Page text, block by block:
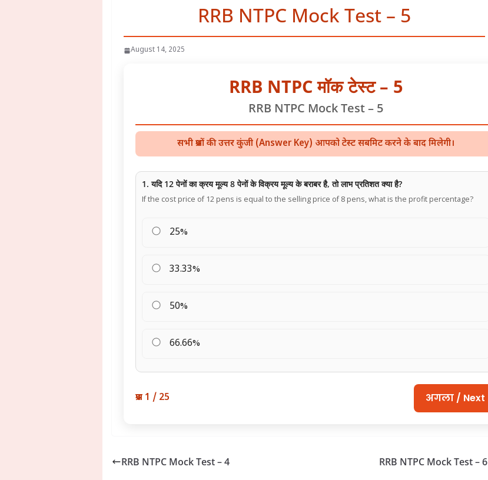
RRB NTPC Mock Test – 5
August 14, 2025
RRB NTPC मॉक टेस्ट – 5
RRB NTPC Mock Test – 5
सभी प्रश्नों की उत्तर कुंजी (Answer Key) आपको टेस्ट सबमिट करने के बाद मिलेगी।
1. यदि 12 पेनों का क्रय मूल्य 8 पेनों के विक्रय मूल्य के बराबर है, तो लाभ प्रतिशत क्या है?
If the cost price of 12 pens is equal to the selling price of 8 pens, what is the profit percentage?
25%
33.33%
50%
66.66%
प्रश्न 1 / 25 अगला / Next
RRB NTPC Mock Test – 4 RRB NTPC Mock Test – 6